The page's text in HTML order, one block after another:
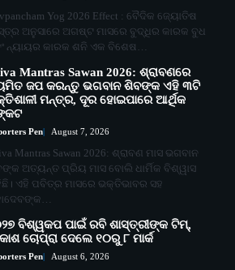
Yog 2026 Effect : ବୈଦିକ ଜ୍ୟୋତିଷ
ଅନୁସାରେ ଅଗଷ୍ଟ ମାସରେ ବୁଦ୍ଧିର କାରକ ବୁଧ
ନ୍ୟାୟର କାରକ ଶନି ଏକ ବିଶେଷ…
Mantras Sawan 2026: ଶ୍ରାବଣରେ
ଜପ କରନ୍ତୁ ଭଗବାନ ଶିବଙ୍କ ଏହି ୩ଟି
ମନ୍ତ୍ର, ଦୂର ହୋଇପାରେ ଆର୍ଥିକ
Pen August 7, 2026
Mantras Sawan 2026: ଶ୍ରାବଣ ମାସ ଭଗବାନ
ଅତ୍ୟନ୍ତ ପ୍ରିୟ ମାସ ବୋଲି ଧାର୍ମିକ ବିଶ୍ୱାସ
ଏହି ପବିତ୍ର ମାସରେ ଭକ୍ତିଭାବର ସହ
ବିଶ୍ୱକପ ପାଇଁ ରବି ଶାସ୍ତ୍ରୀଙ୍କ ଟିମ୍,
ଚୋପ୍ରା ଦେଲେ ୧୦ରୁ ୮ ମାର୍କ
Pen August 6, 2026